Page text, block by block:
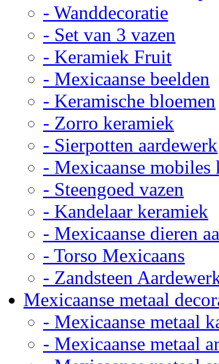
- Wanddecoratie
- Set van 3 vazen
- Keramiek Fruit
- Mexicaanse beelden
- Keramische bloemen
- Zorro keramiek
- Sierpotten aardewerk
- Mexicaanse mobiles
- Steengoed vazen
- Kandelaar keramiek
- Mexicaanse dieren
- Torso Mexicaans
- Zandsteen
Mexicaanse metaal
- Mexicaanse metaal
- Mexicaanse metaal